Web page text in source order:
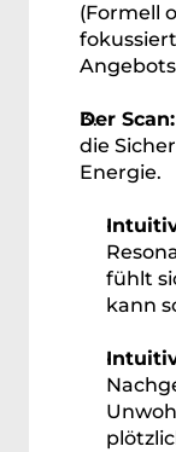
(Formell
Der Scan:
die
Energie.
fühlt
kann